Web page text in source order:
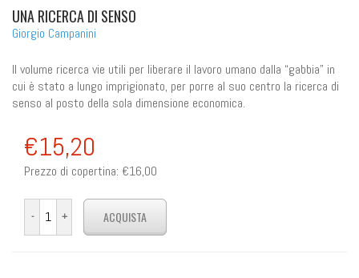
UNA RICERCA DI SENSO
Giorgio Campanini
Il volume ricerca vie utili per liberare il lavoro umano dalla “gabbia” in
cui è stato a lungo imprigionato, per porre al suo centro la ricerca di
senso al posto della sola dimensione economica.
€15,20
Prezzo di copertina: €16,00